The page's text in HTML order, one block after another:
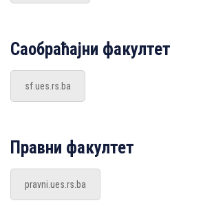
Саобраћајни факултет
sf.ues.rs.ba
Правни факултет
pravni.ues.rs.ba